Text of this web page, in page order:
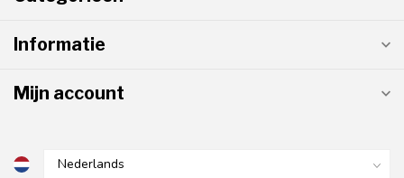
Informatie
Mijn account